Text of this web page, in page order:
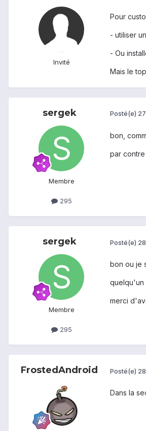
Invité
Pour
- utiliser
- Ou
Mais le
sergek
Membre
295
Posté(e)
bon,
par
sergek
Membre
295
Posté(e)
bon ou je
quelqu'un
merci
FrostedAndroid Posté(e)
Dans la